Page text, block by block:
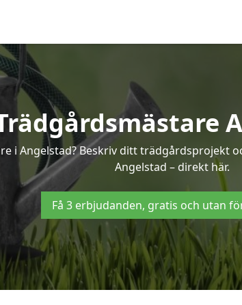
i Angelstad? Beskriv ditt
Angelstad – direkt här.
Få 3 erbjudanden, gratis och utan